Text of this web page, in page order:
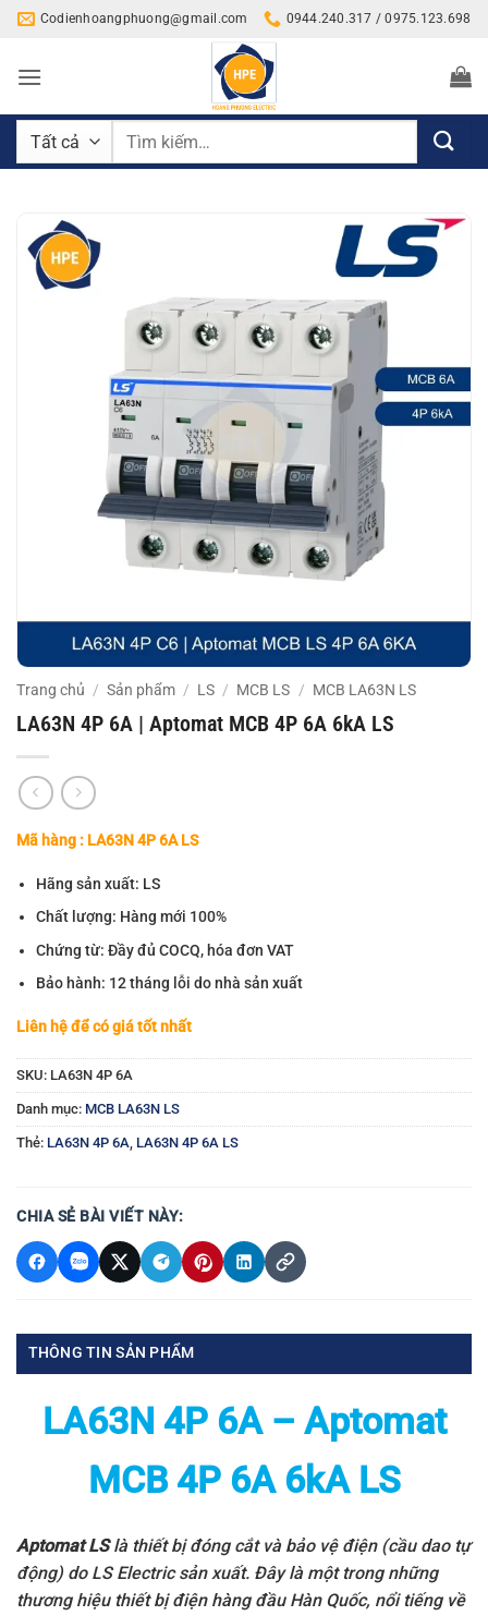
Bỏ
nội
Codienhoangphuong@gmail.com 0944.240.317 / 0975.123.698
Tìm
Trang chủ / Sản phẩm / LS / MCB LS / MCB LA63N LS
LA63N 4P 6A | Aptomat MCB 4P 6A 6kA LS
Mã hàng : LA63N 4P 6A LS
Hãng sản xuất: LS
Chất lượng: Hàng mới 100%
Chứng từ: Đầy đủ COCQ, hóa đơn VAT
Bảo hành: 12 tháng lỗi do nhà sản xuất
Liên hệ để có giá tốt nhất
SKU: LA63N 4P 6A
Danh mục: MCB LA63N LS
Thẻ: LA63N 4P 6A, LA63N 4P 6A LS
CHIA SẺ BÀI VIẾT NÀY:
THÔNG TIN SẢN PHẨM
LA63N 4P 6A – Aptomat
MCB 4P 6A 6kA LS
Aptomat LSlà thiết bị đóng cắt và bảo vệ điện (cầu dao tự
động) do LS Electricsản xuất. Đây là một trong những
thương hiệu thiết bị điện hàng đầu Hàn Quốc, nổi tiếng về